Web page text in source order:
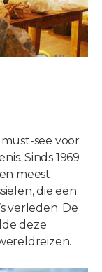
see voor
Sinds 1969
meest
die een
verleden. De
deze